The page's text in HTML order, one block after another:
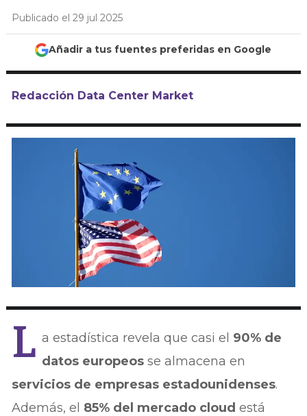
Publicado el 29 jul 2025
Añadir a tus fuentes preferidas en Google
Redacción Data Center Market
L a estadística revela que casi el 90% de
datos europeos se almacena en
servicios de empresas estadounidenses.
Además, el 85% del mercado cloud está